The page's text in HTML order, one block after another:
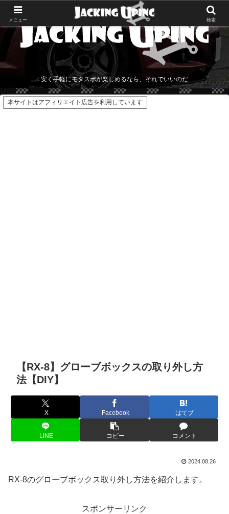
安く手軽にモタスポが楽しめるなら、それでいいのだ
本サイトはアフィリエイト広告を利用しています
【RX-8】グローブボックスの取り外し方
法【DIY】
X Facebook はてブ
LINE コピー コメント
2024.08.26
RX-8のグローブボックス取り外し方法を紹介します。
スポンサーリンク
メニュー 検索